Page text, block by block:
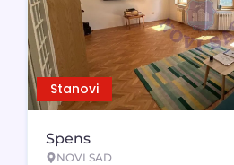
Stanovi
Spens
NOVI SAD